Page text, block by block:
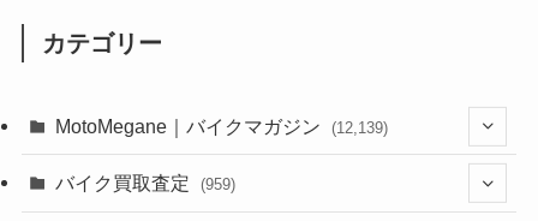
カテゴリー
MotoMegane｜バイクマガジン (12,139)
バイク買取査定 (959)